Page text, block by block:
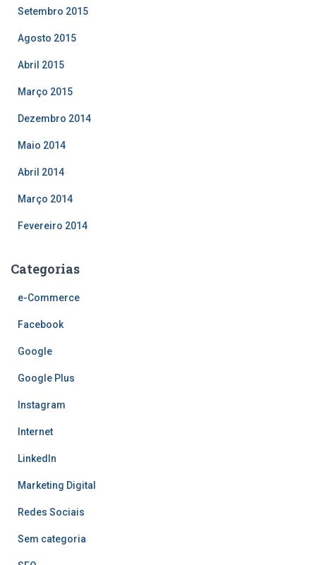
Setembro 2015
Agosto 2015
Abril 2015
Março 2015
Dezembro 2014
Maio 2014
Abril 2014
Março 2014
Fevereiro 2014
Categorias
e-Commerce
Facebook
Google
Google Plus
Instagram
Internet
LinkedIn
Marketing Digital
Redes Sociais
Sem categoria